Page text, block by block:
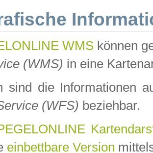
WMS können
(WMS) in eine
sind die Informationen
(WFS) beziehbar.
einbettbare Version